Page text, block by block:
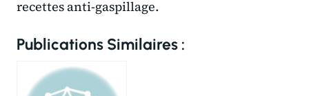
recettes anti-gaspillage.
Publications Similaires :